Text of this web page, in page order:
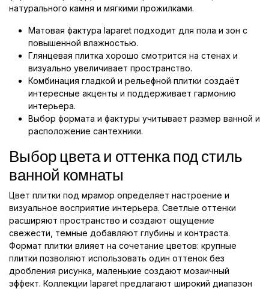
натурального камня и мягкими прожилками.
Матовая фактура laparet подходит для пола и зон с
повышенной влажностью.
Глянцевая плитка хорошо смотрится на стенах и
визуально увеличивает пространство.
Комбинация гладкой и рельефной плитки создаёт
интересные акценты и поддерживает гармонию
интерьера.
Выбор формата и фактуры учитывает размер ванной и
расположение сантехники.
Выбор цвета и оттенка под стиль
ванной комнаты
Цвет плитки под мрамор определяет настроение и
визуальное восприятие интерьера. Светлые оттенки
расширяют пространство и создают ощущение
свежести, темные добавляют глубины и контраста.
Формат плитки влияет на сочетание цветов: крупные
плитки позволяют использовать один оттенок без
дробления рисунка, маленькие создают мозаичный
эффект. Коллекции laparet предлагают широкий диапазон